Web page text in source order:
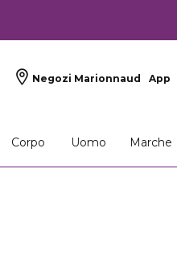
Negozi Marionnaud App
Corpo Uomo Marche